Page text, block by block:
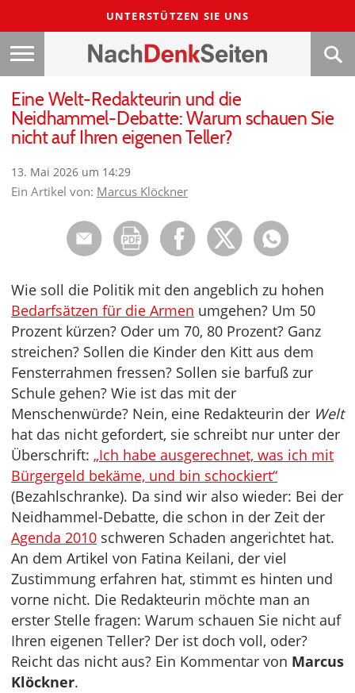
UNTERSTÜTZEN SIE UNS
Eine Welt-Redakteurin und die
Neidhammel-Debatte: Warum schauen Sie
nicht auf Ihren eigenen Teller?
13. Mai 2026 um 14:29
Ein Artikel von: Marcus Klöckner
Wie soll die Politik mit den angeblich zu hohen
Bedarfsätzen für die Armen umgehen? Um 50
Prozent kürzen? Oder um 70, 80 Prozent? Ganz
streichen? Sollen die Kinder den Kitt aus dem
Fensterrahmen fressen? Sollen sie barfuß zur
Schule gehen? Wie ist das mit der
Menschenwürde? Nein, eine Redakteurin der Welt
hat das nicht gefordert, sie schreibt nur unter der
Überschrift: „Ich habe ausgerechnet, was ich mit
Bürgergeld bekäme, und bin schockiert“
(Bezahlschranke). Da sind wir also wieder: Bei der
Neidhammel-Debatte, die schon in der Zeit der
Agenda 2010 schweren Schaden angerichtet hat.
An dem Artikel von Fatina Keilani, der viel
Zustimmung erfahren hat, stimmt es hinten und
vorne nicht. Die Redakteurin möchte man an
erster Stelle fragen: Warum schauen Sie nicht auf
Ihren eigenen Teller? Der ist doch voll, oder?
Reicht das nicht aus? Ein Kommentar von Marcus
Klöckner.